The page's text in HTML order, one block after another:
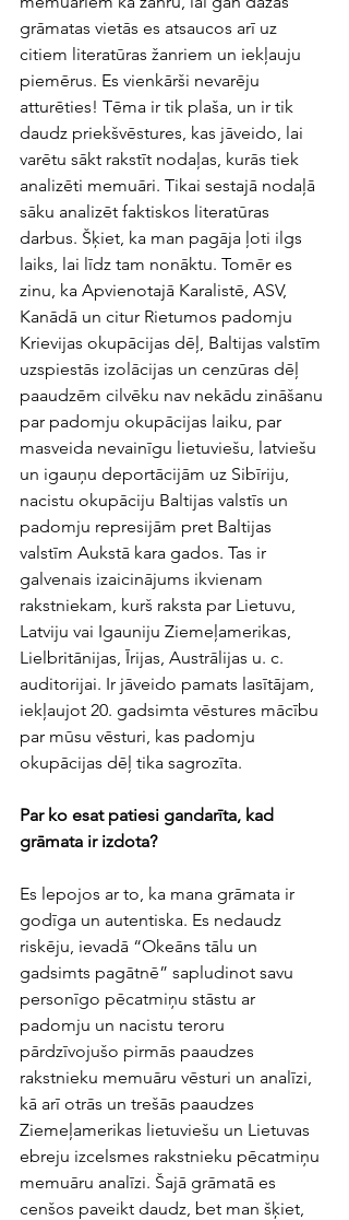
grāmatas vietās es atsaucos arī uz
citiem literatūras žanriem un iekļauju
piemērus. Es vienkārši nevarēju
atturēties! Tēma ir tik plaša, un ir tik
daudz priekšvēstures, kas jāveido, lai
varētu sākt rakstīt nodaļas, kurās tiek
analizēti memuāri. Tikai sestajā nodaļā
sāku analizēt faktiskos literatūras
darbus. Šķiet, ka man pagāja ļoti ilgs
laiks, lai līdz tam nonāktu. Tomēr es
zinu, ka Apvienotajā Karalistē, ASV,
Kanādā un citur Rietumos padomju
Krievijas okupācijas dēļ, Baltijas valstīm
uzspiestās izolācijas un cenzūras dēļ
paaudzēm cilvēku nav nekādu zināšanu
par padomju okupācijas laiku, par
masveida nevainīgu lietuviešu, latviešu
un igauņu deportācijām uz Sibīriju,
nacistu okupāciju Baltijas valstīs un
padomju represijām pret Baltijas
valstīm Aukstā kara gados. Tas ir
galvenais izaicinājums ikvienam
rakstniekam, kurš raksta par Lietuvu,
Latviju vai Igauniju Ziemeļamerikas,
Lielbritānijas, Īrijas, Austrālijas u. c.
auditorijai. Ir jāveido pamats lasītājam,
iekļaujot 20. gadsimta vēstures mācību
par mūsu vēsturi, kas padomju
okupācijas dēļ tika sagrozīta.
Par ko esat patiesi gandarīta, kad
grāmata ir izdota?
Es lepojos ar to, ka mana grāmata ir
godīga un autentiska. Es nedaudz
riskēju, ievadā “Okeāns tālu un
gadsimts pagātnē” sapludinot savu
personīgo pēcatmiņu stāstu ar
padomju un nacistu teroru
pārdzīvojušo pirmās paaudzes
rakstnieku memuāru vēsturi un analīzi,
kā arī otrās un trešās paaudzes
Ziemeļamerikas lietuviešu un Lietuvas
ebreju izcelsmes rakstnieku pēcatmiņu
memuāru analīzi. Šajā grāmatā es
cenšos paveikt daudz, bet man šķiet,